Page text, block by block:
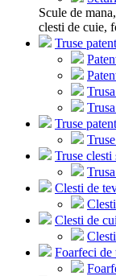
Scule de
clesti de cuie,
Truse
Truse
Truse
Clesti de
Clesti de
Foarfeci de